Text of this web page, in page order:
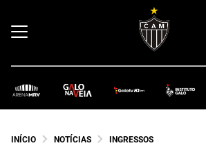
INÍCIO NOTÍCIAS INGRESSOS